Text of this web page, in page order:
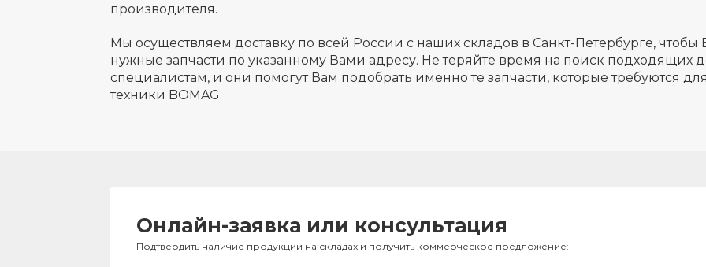
производителя.
Мы осуществляем доставку по всей России с наших складов в Санкт-Петербурге, чтобы
нужные запчасти по указанному Вами адресу. Не теряйте время на поиск подходящих
специалистам, и они помогут Вам подобрать именно те запчасти, которые требуются
техники BOMAG.
Онлайн-заявка или консультация
Подтвердить наличие продукции на складах и получить коммерческое предложение: